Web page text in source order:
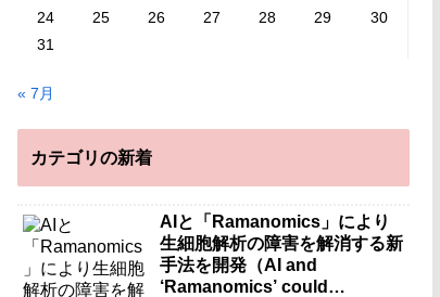
24
25 26 27 28 29
30
31
« 7月
カテゴリの新着
AIと「Ramanomics」により
生細胞解析の障害を解消する新
手法を開発（AI and
‘Ramanomics’ could